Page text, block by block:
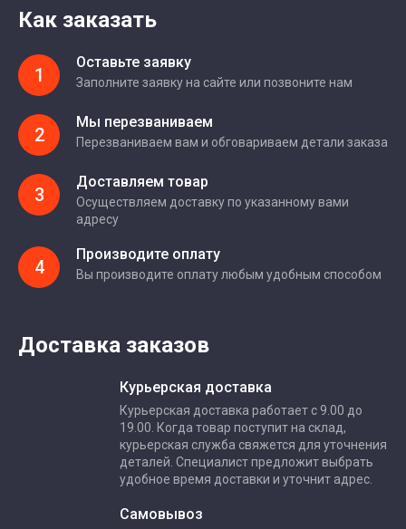
Как заказать
1
Оставьте заявку
Заполните заявку на сайте или позвоните нам
2
Мы перезваниваем
Перезваниваем вам и обговариваем детали заказа
3
Доставляем товар
Осуществляем доставку по указанному вами
адресу
4
Производите оплату
Вы производите оплату любым удобным способом
Доставка заказов
Курьерская доставка
Курьерская доставка работает с 9.00 до
19.00. Когда товар поступит на склад,
курьерская служба свяжется для уточнения
деталей. Специалист предложит выбрать
удобное время доставки и уточнит адрес.
Самовывоз